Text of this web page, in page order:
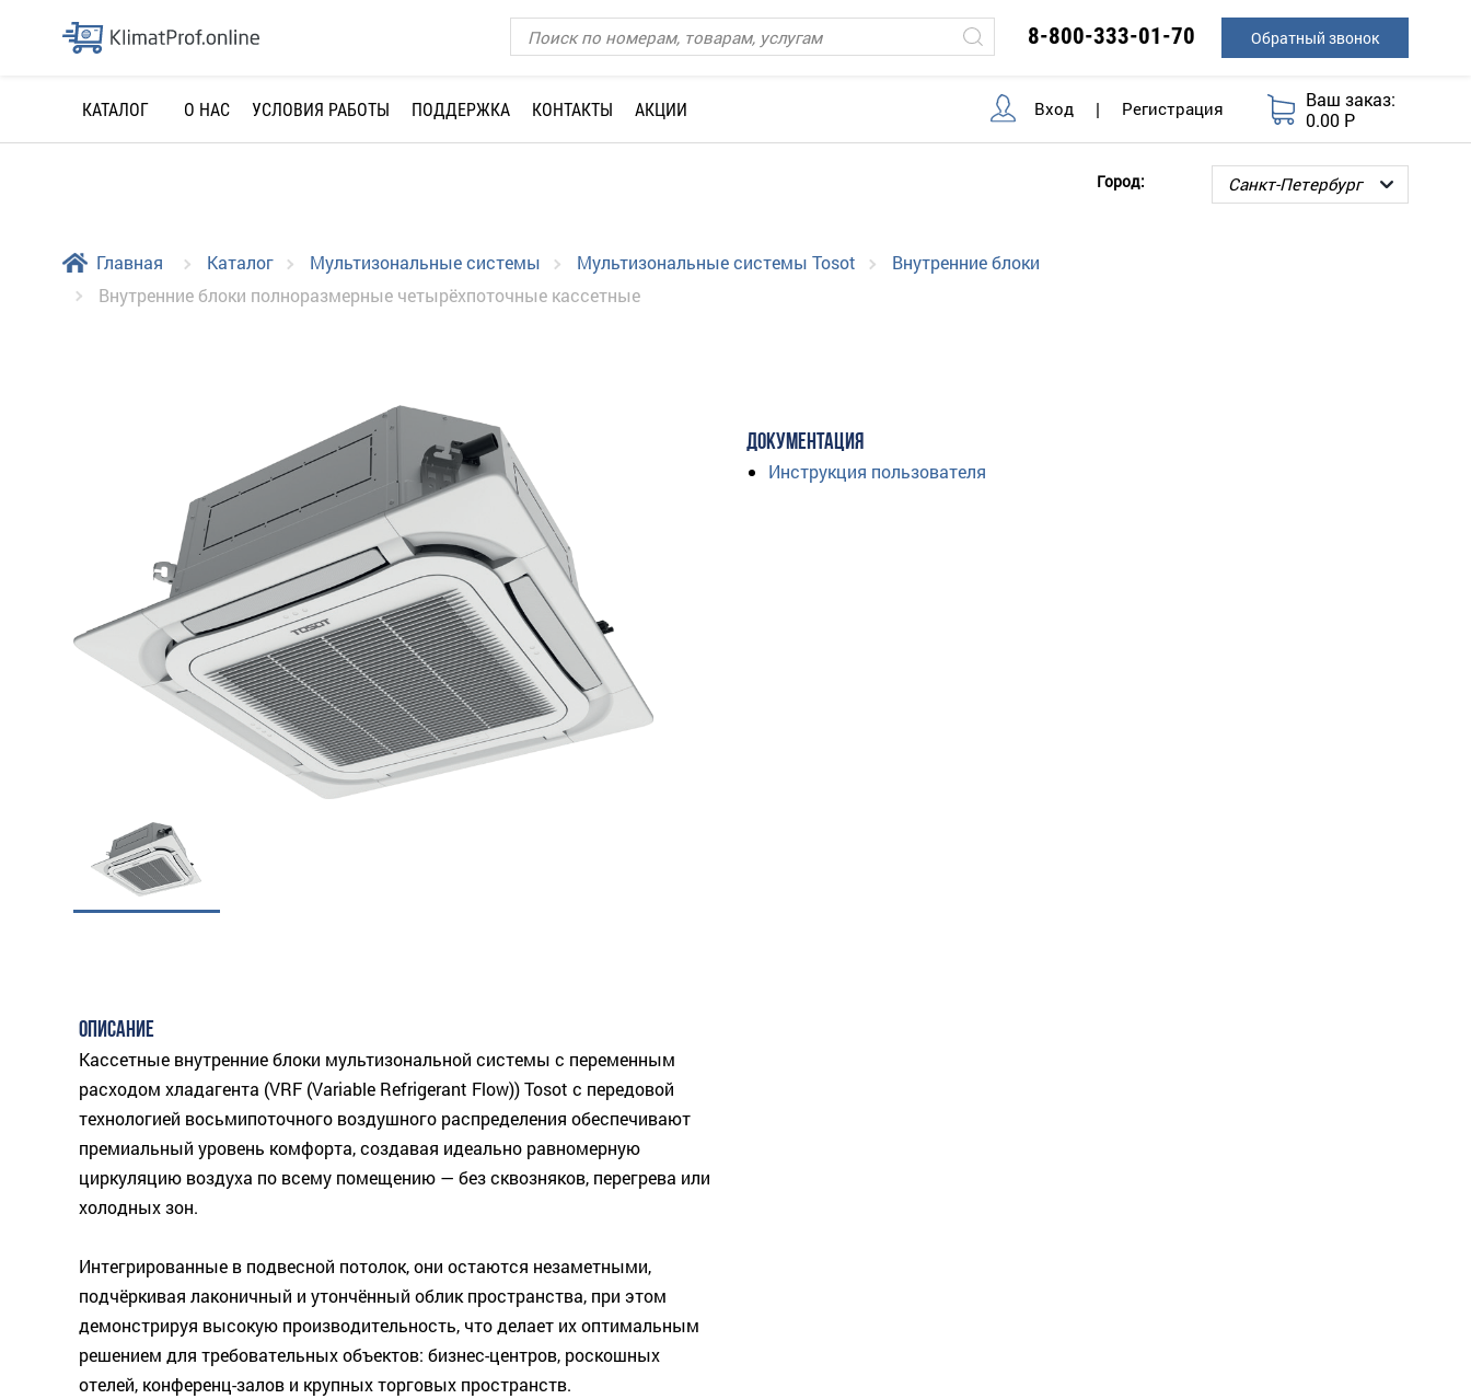
8-800-333-01-70 Обратный звонок
КАТАЛОГ О НАС УСЛОВИЯ РАБОТЫ ПОДДЕРЖКА КОНТАКТЫ АКЦИИ Вход | Регистрация
Ваш заказ:
0.00 Р
Город:
Главная Каталог Мультизональные системы Мультизональные системы Tosot
Внутренние блоки
Внутренние блоки полноразмерные четырёхпоточные кассетные
ДОКУМЕНТАЦИЯ
Инструкция пользователя
ОПИСАНИЕ
Кассетные внутренние блоки мультизональной системы с переменным
расходом хладагента (VRF (Variable Refrigerant Flow)) Tosot с передовой
технологией восьмипоточного воздушного распределения обеспечивают
премиальный уровень комфорта, создавая идеально равномерную
циркуляцию воздуха по всему помещению — без сквозняков, перегрева или
холодных зон.
Интегрированные в подвесной потолок, они остаются незаметными,
подчёркивая лаконичный и утончённый облик пространства, при этом
демонстрируя высокую производительность, что делает их оптимальным
решением для требовательных объектов: бизнес-центров, роскошных
отелей, конференц-залов и крупных торговых пространств.